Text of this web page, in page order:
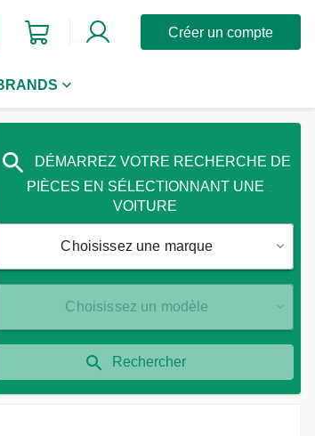
Créer un compte
DÉMARREZ VOTRE RECHERCHE DE
PIÈCES EN SÉLECTIONNANT UNE
VOITURE
Choisissez une marque
Choisissez un modèle
Rechercher